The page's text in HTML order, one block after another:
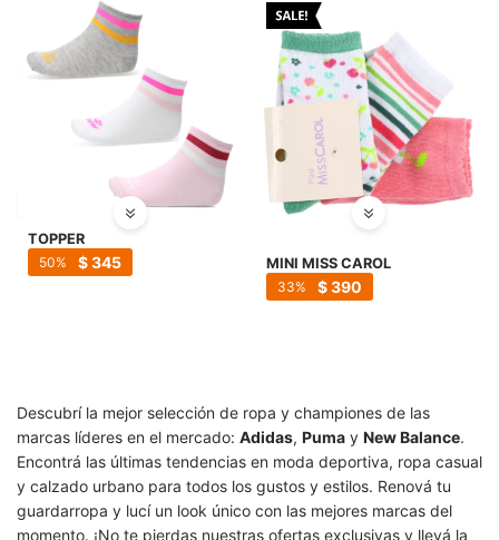
TOPPER
$345
50 MINI MISS CAROL
$390
33
Descubrí la mejor selección de ropa y championes de las
marcas líderes en el mercado: Adidas, Puma y New Balance.
Encontrá las últimas tendencias en moda deportiva, ropa casual
y calzado urbano para todos los gustos y estilos. Renová tu
guardarropa y lucí un look único con las mejores marcas del
momento. ¡No te pierdas nuestras ofertas exclusivas y llevá la